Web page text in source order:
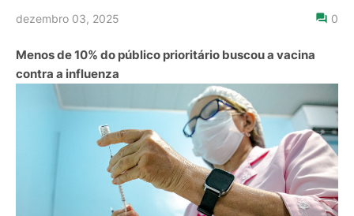
dezembro 03, 2025 0
Menos de 10% do público prioritário buscou a vacina
contra a influenza